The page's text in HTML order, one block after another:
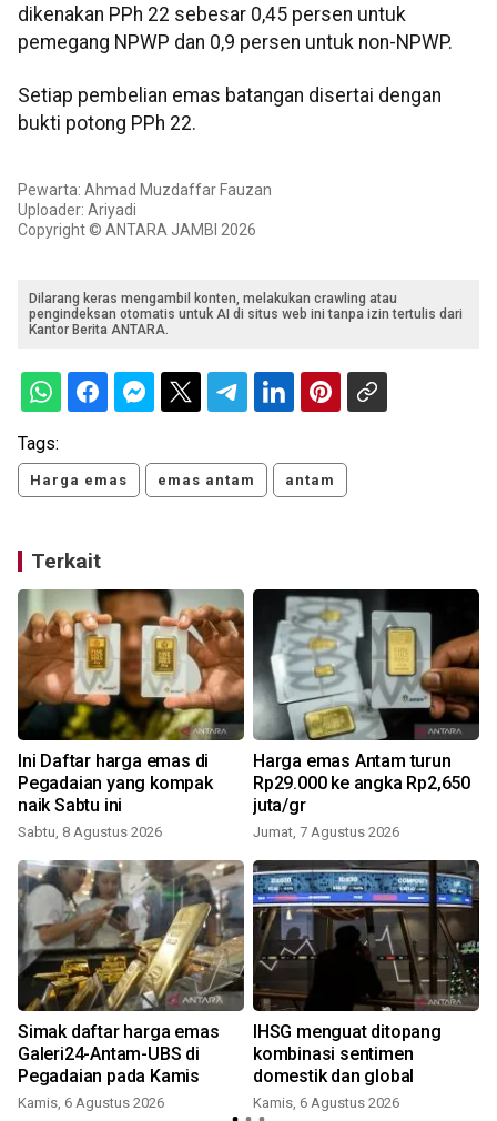
dikenakan PPh 22 sebesar 0,45 persen untuk
pemegang NPWP dan 0,9 persen untuk non-NPWP.
Setiap pembelian emas batangan disertai dengan
bukti potong PPh 22.
Pewarta: Ahmad Muzdaffar Fauzan
Uploader: Ariyadi
Copyright © ANTARA JAMBI 2026
Dilarang keras mengambil konten, melakukan crawling atau
pengindeksan otomatis untuk AI di situs web ini tanpa izin tertulis dari
Kantor Berita ANTARA.
Tags:
Harga emas emas antam antam
Terkait
Ini Daftar harga emas di
Pegadaian yang kompak
naik Sabtu ini
Sabtu, 8 Agustus 2026
Harga emas Antam turun
Rp29.000 ke angka Rp2,650
juta/gr
Jumat, 7 Agustus 2026
Simak daftar harga emas
Galeri24-Antam-UBS di
Pegadaian pada Kamis
Kamis, 6 Agustus 2026
IHSG menguat ditopang
kombinasi sentimen
domestik dan global
Kamis, 6 Agustus 2026